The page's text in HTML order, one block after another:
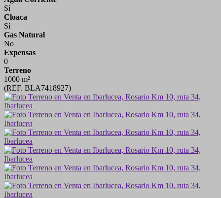
Sí
Cloaca
Sí
Gas Natural
No
Expensas
0
Terreno
1000 m²
(REF. BLA7418927)